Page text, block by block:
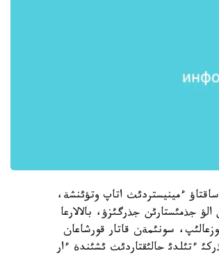
ءمينيستردئث اتاپ وتؤئنشة،
جذمئستارئن جذرگئزؤ، بالالارعا
سونئمةن قاتار قورشاعان
ءتئلدئ حالئقتاردئث ئشئندة ءار